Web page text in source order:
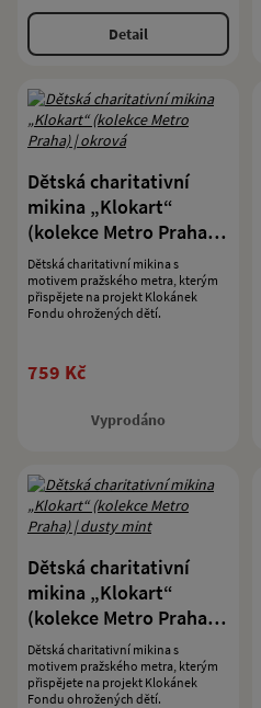
Detail
Dětská charitativní
mikina „Klokart“
(kolekce Metro Praha) |
okrová
Dětská charitativní mikina s
motivem pražského metra, kterým
přispějete na projekt Klokánek
Fondu ohrožených dětí.
759 Kč
Vyprodáno
Dětská charitativní
mikina „Klokart“
(kolekce Metro Praha) |
dusty mint
Dětská charitativní mikina s
motivem pražského metra, kterým
přispějete na projekt Klokánek
Fondu ohrožených dětí.